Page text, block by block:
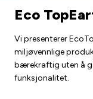
Eco
Vi presenterer
miljøvennlige
bærekraftig uten å
funksjonalitet.